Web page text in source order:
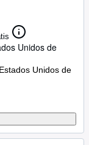
Unidos de
Unidos de